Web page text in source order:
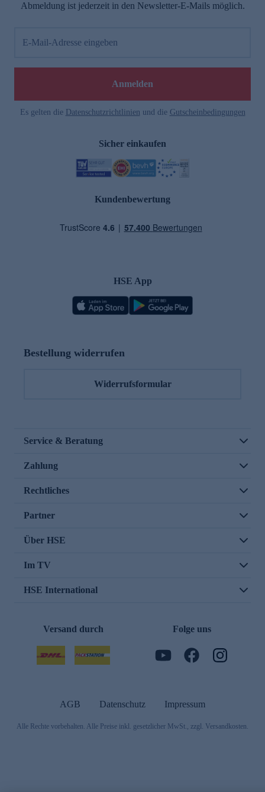
Abmeldung ist jederzeit in den Newsletter-E-Mails möglich.
E-Mail-Adresse eingeben
Anmelden
Es gelten die Datenschutzrichtlinien und die Gutscheinbedingungen
Sicher einkaufen
Kundenbewertung
HSE App
Bestellung widerrufen
Widerrufsformular
Service & Beratung
Zahlung
Rechtliches
Partner
Über HSE
Im TV
HSE International
Versand durch Folge uns
AGB Datenschutz Impressum
Alle Rechte vorbehalten. Alle Preise inkl. gesetzlicher MwSt., zzgl. Versandkosten.